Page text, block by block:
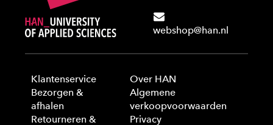
webshop@han.nl
Klantenservice
Bezorgen &
afhalen
Retourneren &
Over HAN
Algemene
verkoopvoorwaarden
Privacy